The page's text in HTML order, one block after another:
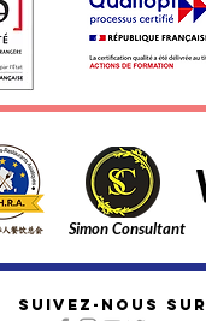
Simon Consultant
SUIVEZ-NOUS SUR